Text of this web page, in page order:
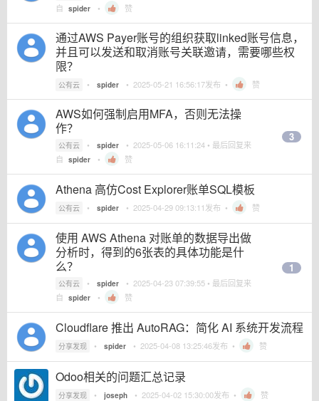
自 spider • 赞
通过AWS Payer账号的组织获取linked账号信息，
并且可以发送和取消账号关联邀请，需要哪些权
限？
公有云 • spider • 2025-05-21 16:56:17发布 • 赞
AWS如何强制启用MFA，否则无法操
作？
公有云 • spider • 2025-05-06 16:11:24 • 最后回复来
自 spider • 赞
3
Athena 高仿Cost Explorer账单SQL模板
公有云 • spider • 2025-04-29 09:13:11发布 • 赞
使用 AWS Athena 对账单的数据导出做
分析时，得到的6张表的具体功能是什
么？
公有云 • spider • 2025-04-23 07:39:55 • 最后回复来
自 spider • 赞
1
Cloudflare 推出 AutoRAG：简化 AI 系统开发流程
分享发现 • spider • 2025-04-08 13:25:46发布 • 赞
Odoo相关的问题汇总记录
分享发现 • joseph • 2025-04-02 15:30:00发布 • 赞